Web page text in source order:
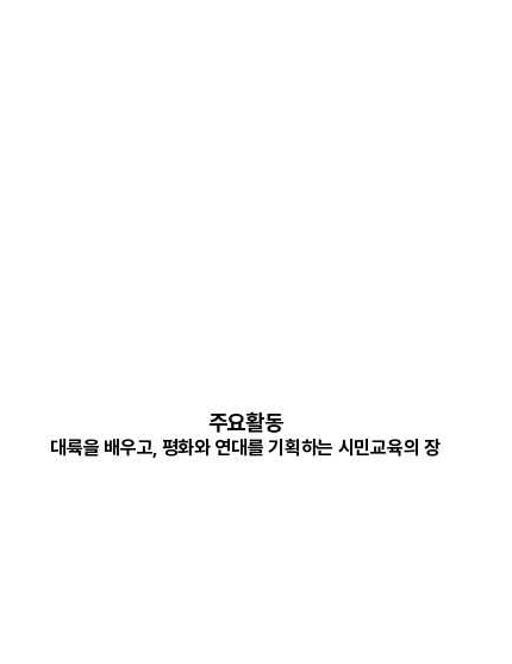
주요활동
대륙을 배우고, 평화와 연대를 기획하는 시민교육의 장